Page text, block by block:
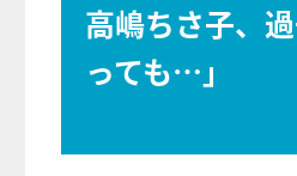
高嶋ちさ子、
っても…」